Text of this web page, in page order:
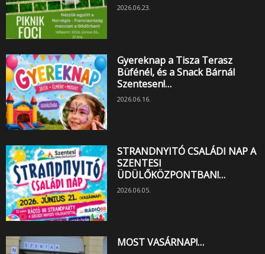
2026.06.23.
Gyereknap a Tisza Terasz
Büfénél, és a Snack Bárnál
Szentesen!…
2026.06.16.
STRANDNYITÓ CSALÁDI NAP A
SZENTESI
ÜDÜLŐKÖZPONTBAN!…
2026.06.05.
MOST VASÁRNAP!…